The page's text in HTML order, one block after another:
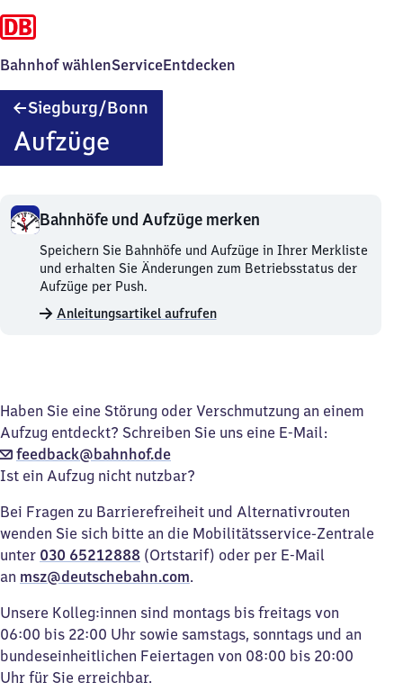
Bahnhof wählenServiceEntdecken
Siegburg/​Bonn
Aufzüge
Bahnhöfe und Aufzüge merken
Bahnhöfe
und
Aufzüge
merken.
Speichern Sie Bahnhöfe und Aufzüge in Ihrer Merkliste
und erhalten Sie Änderungen zum Betriebsstatus der
Aufzüge per Push.
Anleitungsartikel aufrufen
Haben Sie eine Störung oder Verschmutzung an einem
Aufzug entdeckt? Schreiben Sie uns eine E-Mail:
feedback@bahnhof.de
Ist ein Aufzug nicht nutzbar?
Bei Fragen zu Barrierefreiheit und Alternativrouten
wenden Sie sich bitte an die Mobilitätsservice-Zentrale
unter 030 65212888 (Ortstarif) oder per E-Mail
an msz@deutschebahn.com.
Unsere Kolleg:innen sind montags bis freitags von
06:00 bis 22:00 Uhr sowie samstags, sonntags und an
bundeseinheitlichen Feiertagen von 08:00 bis 20:00
Uhr für Sie erreichbar.